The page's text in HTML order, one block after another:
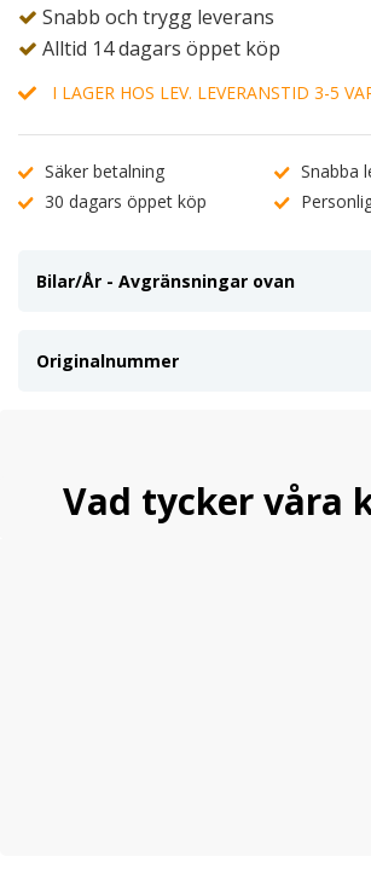
Snabb och trygg leverans
Alltid 14 dagars öppet köp
I LAGER HOS LEV. LEVERANSTID 3-5
Säker betalning
Snabba
30 dagars öppet köp
Bilar/År - Avgränsningar ovan
Originalnummer
Vad tycker våra